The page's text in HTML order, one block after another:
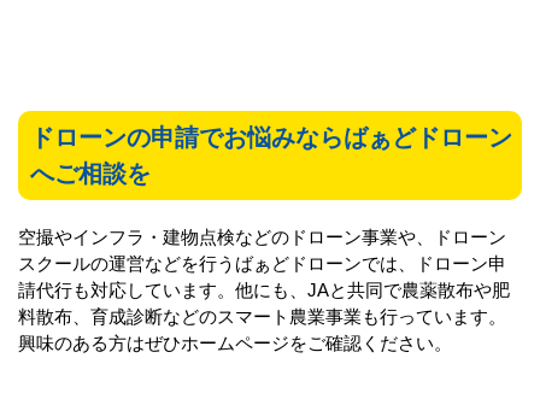
ドローンの申請でお悩みならばぁどドローン
へご相談を
空撮やインフラ・建物点検などのドローン事業や、ドローン
スクールの運営などを行うばぁどドローンでは、ドローン申
請代行も対応しています。他にも、JAと共同で農薬散布や肥
料散布、育成診断などのスマート農業事業も行っています。
興味のある方はぜひホームページをご確認ください。